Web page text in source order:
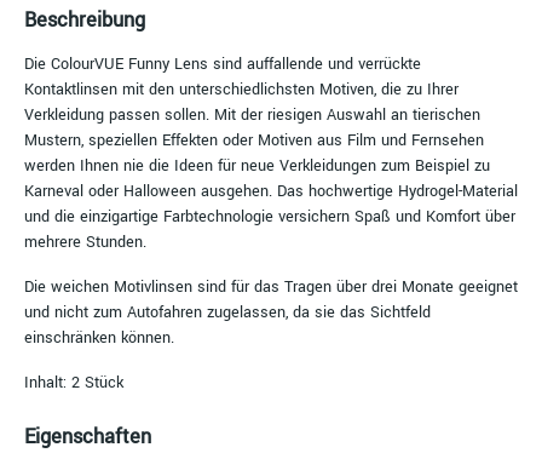
Beschreibung
Die ColourVUE Funny Lens sind auffallende und verrückte
Kontaktlinsen mit den unterschiedlichsten Motiven, die zu Ihrer
Verkleidung passen sollen. Mit der riesigen Auswahl an tierischen
Mustern, speziellen Effekten oder Motiven aus Film und Fernsehen
werden Ihnen nie die Ideen für neue Verkleidungen zum Beispiel zu
Karneval oder Halloween ausgehen. Das hochwertige Hydrogel-Material
und die einzigartige Farbtechnologie versichern Spaß und Komfort über
mehrere Stunden.
Die weichen Motivlinsen sind für das Tragen über drei Monate geeignet
und nicht zum Autofahren zugelassen, da sie das Sichtfeld
einschränken können.
Inhalt: 2 Stück
Eigenschaften